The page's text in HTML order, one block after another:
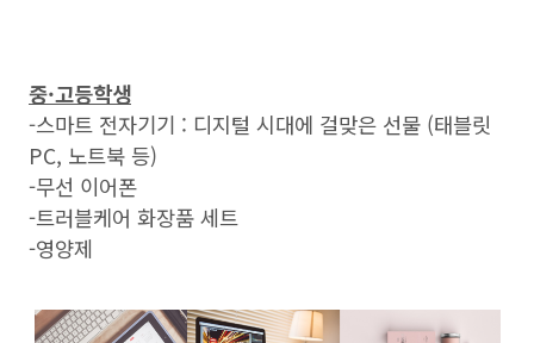
중·고등학생
-스마트 전자기기 : 디지털 시대에 걸맞은 선물 (태블릿
PC, 노트북 등)
-무선 이어폰
-트러블케어 화장품 세트
-영양제